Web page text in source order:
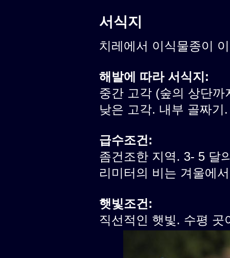
서식지
치레에서 이식물종이
해발에 따라 서식지:
중간 고각 (숲의 상단까
낮은 고각. 내부 골짜기.
급수조건:
좀건조한 지역. 3- 5 달
리미터의 비는 겨울에
햇빛조건:
직선적인 햇빛. 수평